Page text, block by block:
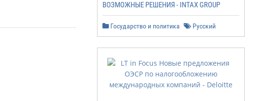
ВОЗМОЖНЫЕ РЕШЕНИЯ - INTAX GROUP
Государство и политика Русский